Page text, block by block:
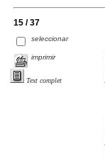
15 / 37
seleccionar
imprimir
Text complet